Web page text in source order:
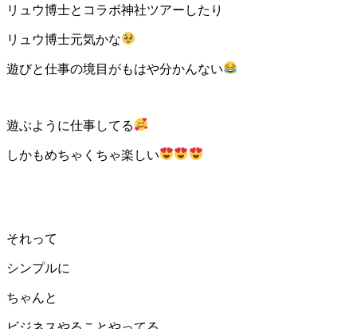
リュウ博士とコラボ神社ツアーしたり
リュウ博士元気かな
遊びと仕事の境目がもはや分かんない
遊ぶように仕事してる
しかもめちゃくちゃ楽しい
それって
シンプルに
ちゃんと